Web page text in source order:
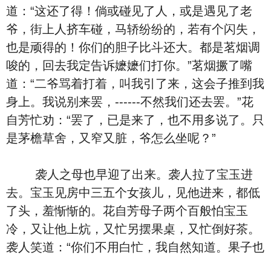
道：“这还了得！倘或碰见了人，或是遇见了老
爷，街上人挤车碰，马轿纷纷的，若有个闪失，
也是顽得的！你们的胆子比斗还大。都是茗烟调
唆的，回去我定告诉嬷嬷们打你。”茗烟撅了嘴
道：“二爷骂着打着，叫我引了来，这会子推到我
身上。我说别来罢，------不然我们还去罢。”花
自芳忙劝：“罢了，已是来了，也不用多说了。只
是茅檐草舍，又窄又脏，爷怎么坐呢？”
袭人之母也早迎了出来。袭人拉了宝玉进
去。宝玉见房中三五个女孩儿，见他进来，都低
了头，羞惭惭的。花自芳母子两个百般怕宝玉
冷，又让他上炕，又忙另摆果桌，又忙倒好茶。
袭人笑道：“你们不用白忙，我自然知道。果子也